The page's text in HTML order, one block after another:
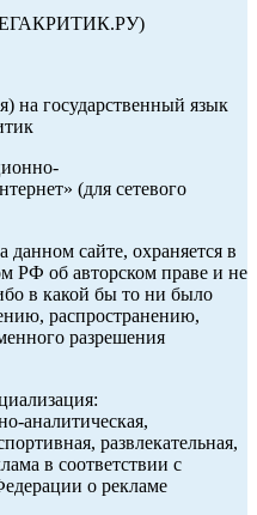
на государственный язык
(для сетевого
сайте, охраняется в
РФ об авторском праве и не
в какой бы то ни было
распространению,
разрешения
аналитическая,
развлекательная,
в соответствии с
о рекламе